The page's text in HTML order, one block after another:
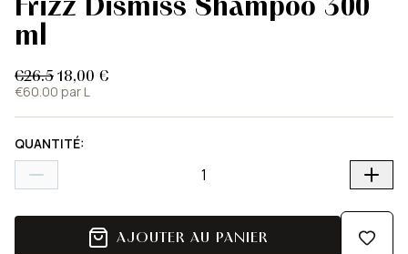
ml
€26.518,00 €
€60.00 par L
QUANTITÉ:
AJOUTER AU PANIER